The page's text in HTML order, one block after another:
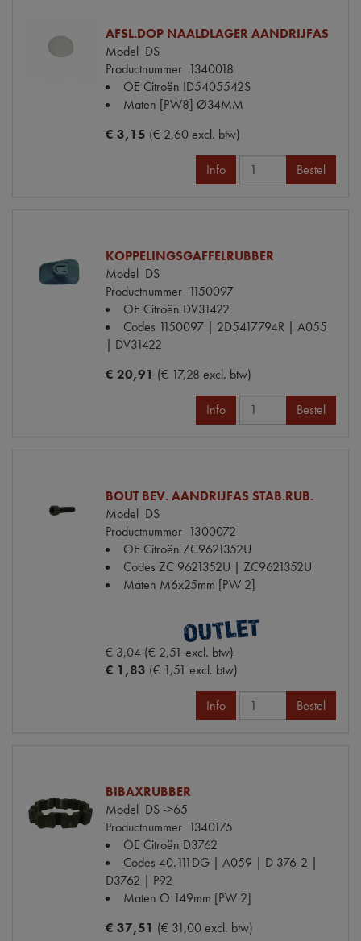
AFSL.DOP NAALDLAGER AANDRIJFAS
Model DS
Productnummer 1340018
OE Citroën ID5405542S
Maten [PW8] Ø34MM
€ 3,15 (€ 2,60 excl. btw)
Info Bestel
KOPPELINGSGAFFELRUBBER
Model DS
Productnummer 1150097
OE Citroën DV31422
Codes 1150097 | 2D5417794R | A055
| DV31422
€ 20,91 (€ 17,28 excl. btw)
Info Bestel
BOUT BEV. AANDRIJFAS STAB.RUB.
Model DS
Productnummer 1300072
OE Citroën ZC9621352U
Codes ZC 9621352U | ZC9621352U
Maten M6x25mm [PW 2]
€ 3,04 (€ 2,51 excl. btw)
€ 1,83 (€ 1,51 excl. btw)
Info Bestel
BIBAXRUBBER
Model DS ->65
Productnummer 1340175
OE Citroën D3762
Codes 40.111DG | A059 | D 376-2 |
D3762 | P92
Maten O 149mm [PW 2]
€ 37,51 (€ 31,00 excl. btw)